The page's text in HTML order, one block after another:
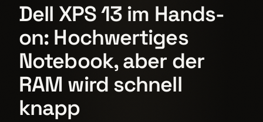
Dell XPS 13 im Hands-
on: Hochwertiges
Notebook, aber der
RAM wird schnell
knapp